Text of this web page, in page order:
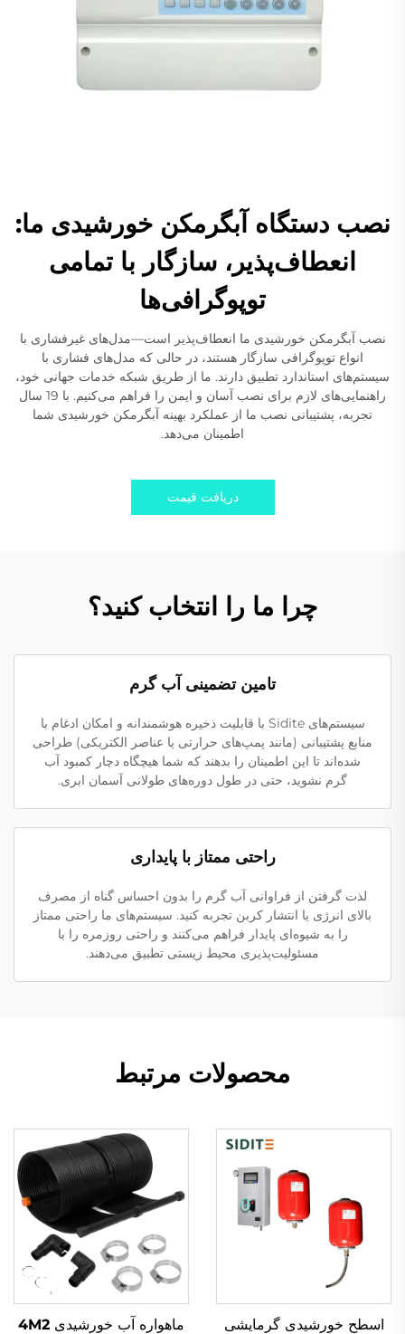
نصب دستگاه آبگرمکن خورشیدی ما:
انعطاف‌پذیر، سازگار با تمامی
توپوگرافی‌ها
نصب آبگرمکن خورشیدی ما انعطاف‌پذیر است—مدل‌های غیرفشاری با
انواع توپوگرافی سازگار هستند، در حالی که مدل‌های فشاری با
سیستم‌های استاندارد تطبیق دارند. ما از طریق شبکه خدمات جهانی خود،
راهنمایی‌های لازم برای نصب آسان و ایمن را فراهم می‌کنیم. با 19 سال
تجربه، پشتیبانی نصب ما از عملکرد بهینه آبگرمکن خورشیدی شما
اطمینان می‌دهد.
دریافت قیمت
چرا ما را انتخاب کنید؟
تامین تضمینی آب گرم
سیستم‌های Sidite با قابلیت ذخیره هوشمندانه و امکان ادغام با
منابع پشتیبانی (مانند پمپ‌های حرارتی یا عناصر الکتریکی) طراحی
شده‌اند تا این اطمینان را بدهند که شما هیچگاه دچار کمبود آب
گرم نشوید، حتی در طول دوره‌های طولانی آسمان ابری.
راحتی ممتاز با پایداری
لذت گرفتن از فراوانی آب گرم را بدون احساس گناه از مصرف
بالای انرژی یا انتشار کربن تجربه کنید. سیستم‌های ما راحتی ممتاز
را به شیوه‌ای پایدار فراهم می‌کنند و راحتی روزمره را با
مسئولیت‌پذیری محیط زیستی تطبیق می‌دهند.
محصولات مرتبط
اسطح خورشیدی گرمایشی
ماهواره آب خورشیدی 4M2